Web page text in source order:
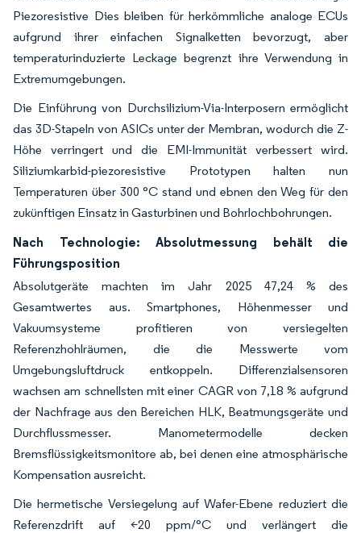
Piezoresistive Dies bleiben für herkömmliche analoge ECUs
aufgrund ihrer einfachen Signalketten bevorzugt, aber
temperaturinduzierte Leckage begrenzt ihre Verwendung in
Extremumgebungen.
Die Einführung von Durchsilizium-Via-Interposern ermöglicht
das 3D-Stapeln von ASICs unter der Membran, wodurch die Z-
Höhe verringert und die EMI-Immunität verbessert wird.
Siliziumkarbid-piezoresistive Prototypen halten nun
Temperaturen über 300 °C stand und ebnen den Weg für den
zukünftigen Einsatz in Gasturbinen und Bohrlochbohrungen.
Nach Technologie: Absolutmessung behält die
Führungsposition
Absolutgeräte machten im Jahr 2025 47,24 % des
Gesamtwertes aus. Smartphones, Höhenmesser und
Vakuumsysteme profitieren von versiegelten
Referenzhohlräumen, die die Messwerte vom
Umgebungsluftdruck entkoppeln. Differenzialsensoren
wachsen am schnellsten mit einer CAGR von 7,18 % aufgrund
der Nachfrage aus den Bereichen HLK, Beatmungsgeräte und
Durchflussmesser. Manometermodelle decken
Bremsflüssigkeitsmonitore ab, bei denen eine atmosphärische
Kompensation ausreicht.
Die hermetische Versiegelung auf Wafer-Ebene reduziert die
Referenzdrift auf <20 ppm/°C und verlängert die